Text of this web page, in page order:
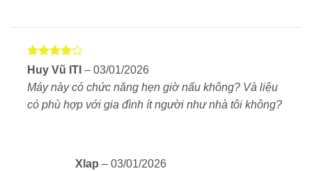
nâu trầm sang trọng, dễ dàng hòa hợp trong nhiều
không gian bếp. Nắp trong tháo rời và lòng nồi chống
dính giúp vệ sinh nhanh chóng, duy trì độ bền lâu dài.
Vì sao nên chọn Tiger JPW-D180?
Được
xếp hạng
45 sao
Huy Vũ ITI – 03/01/2026
Máy này có chức năng hẹn giờ nấu không? Và liệu
có phù hợp với gia đình ít người như nhà tôi không?
Xlap – 03/01/2026